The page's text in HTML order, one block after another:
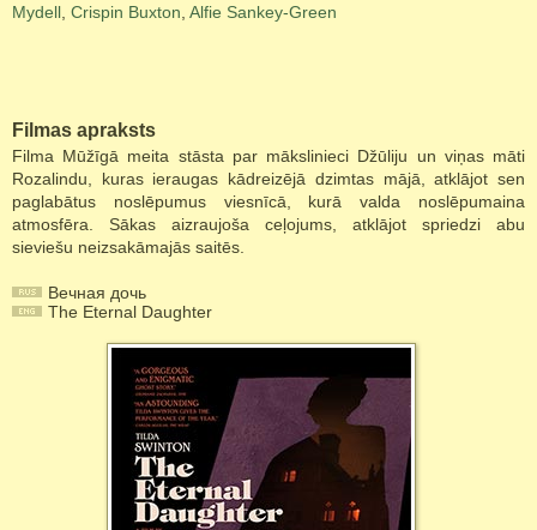
Mydell Crispin Buxton Alfie Sankey-Green
Filmas apraksts
Filma Mūžīgā meita stāsta par mākslinieci Džūliju un viņas māti
Rozalindu, kuras ieraugas kādreizējā dzimtas mājā, atklājot sen
paglabātus noslēpumus viesnīcā, kurā valda noslēpumaina
atmosfēra. Sākas aizraujoša ceļojums, atklājot spriedzi abu
sieviešu neizsakāmajās saitēs.
Вечная дочь
The Eternal Daughter